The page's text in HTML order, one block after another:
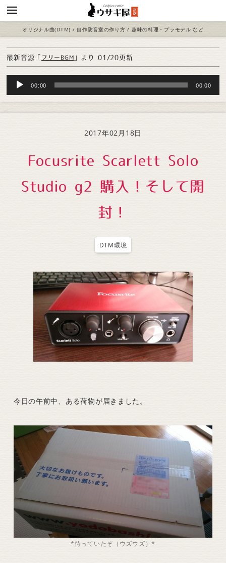
オリジナル曲(DTM) / 自作防音室の作り方 / 趣味の料理・プラモデル など
最新音源「 フリーBGM 」より 01/20更新
Audio
Player
00:00 00:00
2017年02月18日
Focusrite Scarlett Solo
Studio g2 購入！そして開
封！
DTM環境
今日の午前中、ある荷物が届きました。
*待っていたぞ（ウズウズ）*